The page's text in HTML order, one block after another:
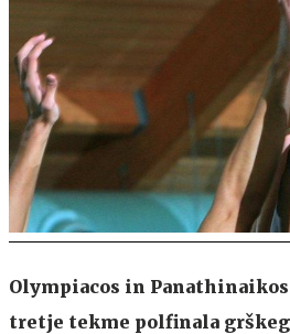
Olympiacos in
tretje tekme polfinala